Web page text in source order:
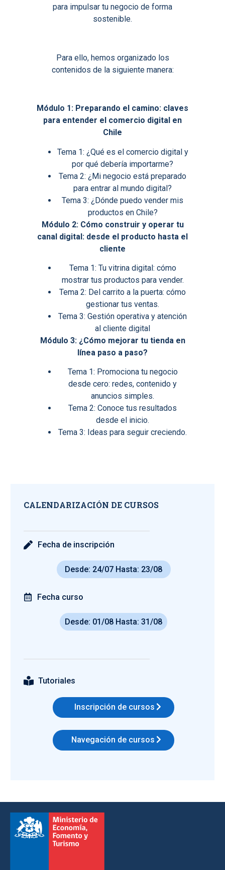
para impulsar tu negocio de forma
sostenible.
Para ello, hemos organizado los
contenidos de la siguiente manera:
Módulo 1: Preparando el camino: claves
para entender el comercio digital en
Chile
Tema 1: ¿Qué es el comercio digital y
por qué debería importarme?
Tema 2: ¿Mi negocio está preparado
para entrar al mundo digital?
Tema 3: ¿Dónde puedo vender mis
productos en Chile?
Módulo 2: Cómo construir y operar tu
canal digital: desde el producto hasta el
cliente
Tema 1: Tu vitrina digital: cómo
mostrar tus productos para vender.
Tema 2: Del carrito a la puerta: cómo
gestionar tus ventas.
Tema 3: Gestión operativa y atención
al cliente digital
Módulo 3: ¿Cómo mejorar tu tienda en
línea paso a paso?
Tema 1: Promociona tu negocio
desde cero: redes, contenido y
anuncios simples.
Tema 2: Conoce tus resultados
desde el inicio.
Tema 3: Ideas para seguir creciendo.
CALENDARIZACIÓN DE CURSOS
Fecha de inscripción
Desde: 24/07 Hasta: 23/08
Fecha curso
Desde: 01/08 Hasta: 31/08
Tutoriales
Inscripción de cursos
Navegación de cursos